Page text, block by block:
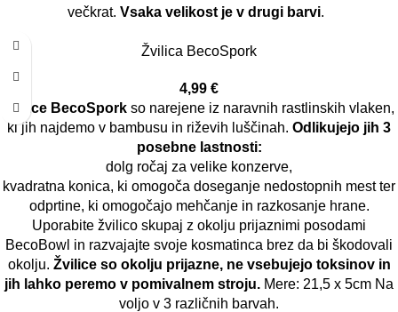
večkrat. Vsaka velikost je v drugi barvi.
Žvilica BecoSpork
4,99 €
Žvilice BecoSpork so narejene iz naravnih rastlinskih vlaken,
ki jih najdemo v bambusu in riževih luščinah. Odlikujejo jih 3
posebne lastnosti:
dolg ročaj za velike konzerve,
kvadratna konica, ki omogoča doseganje nedostopnih mest ter
odprtine, ki omogočajo mehčanje in razkosanje hrane.
Uporabite žvilico skupaj z okolju prijaznimi posodami
BecoBowl in razvajajte svoje kosmatinca brez da bi škodovali
okolju. Žvilice so okolju prijazne, ne vsebujejo toksinov in
jih lahko peremo v pomivalnem stroju. Mere: 21,5 x 5cm Na
voljo v 3 različnih barvah.